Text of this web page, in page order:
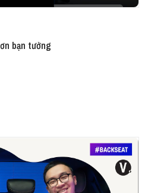
bạn tưởng